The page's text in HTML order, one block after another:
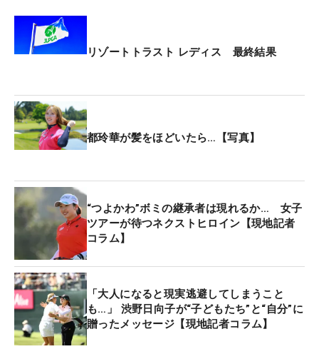
リゾートトラスト レディス 最終結果
都玲華が髪をほどいたら…【写真】
“つよかわ”ボミの継承者は現れるか… 女子
ツアーが待つネクストヒロイン【現地記者
コラム】
「大人になると現実逃避してしまうこと
も…」 渋野日向子が“子どもたち”と“自分”に
贈ったメッセージ【現地記者コラム】